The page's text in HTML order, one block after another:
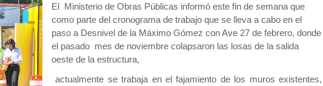
El Ministerio de Obras Públicas informó este fin de semana que
como parte del cronograma de trabajo que se lleva a cabo en el
paso a Desnivel de la Máximo Gómez con Ave 27 de febrero, donde
el pasado mes de noviembre colapsaron las losas de la salida
oeste de la estructura,
actualmente se trabaja en el fajamiento de los muros existentes,